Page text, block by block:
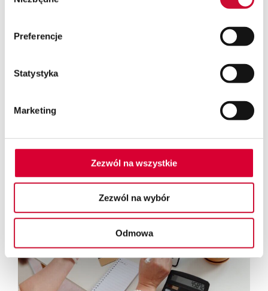
Preferencje
Statystyka
Marketing
Zezwól na wszystkie
Zezwól na wybór
Odmowa
Business One w chmurze – SUPREMIS Cloud